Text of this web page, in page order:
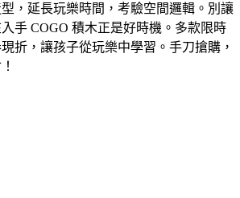
，延長玩樂時間，考驗空間邏輯。別讓
手 COGO 積木正是好時機。多款限時
折，讓孩子從玩樂中學習。手刀搶購，